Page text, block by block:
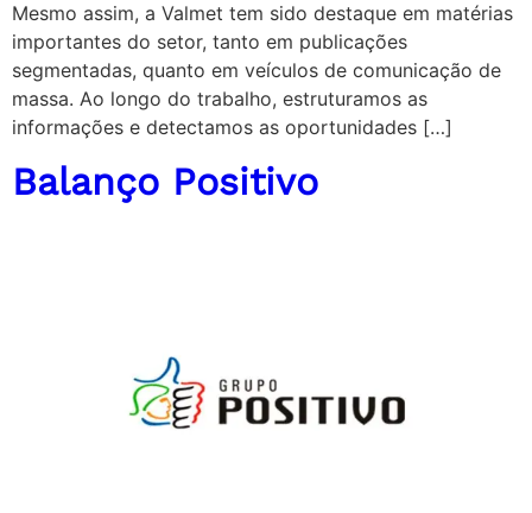
Mesmo assim, a Valmet tem sido destaque em matérias
importantes do setor, tanto em publicações
segmentadas, quanto em veículos de comunicação de
massa. Ao longo do trabalho, estruturamos as
informações e detectamos as oportunidades […]
Balanço Positivo